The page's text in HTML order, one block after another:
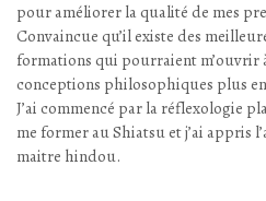
pour améliorer la qualité de mes
Convaincue qu’il existe des
formations qui pourraient m’ouvrir
conceptions philosophiques plus
J’ai commencé par la réflexologie
me former au Shiatsu et j’ai appris
maitre hindou.